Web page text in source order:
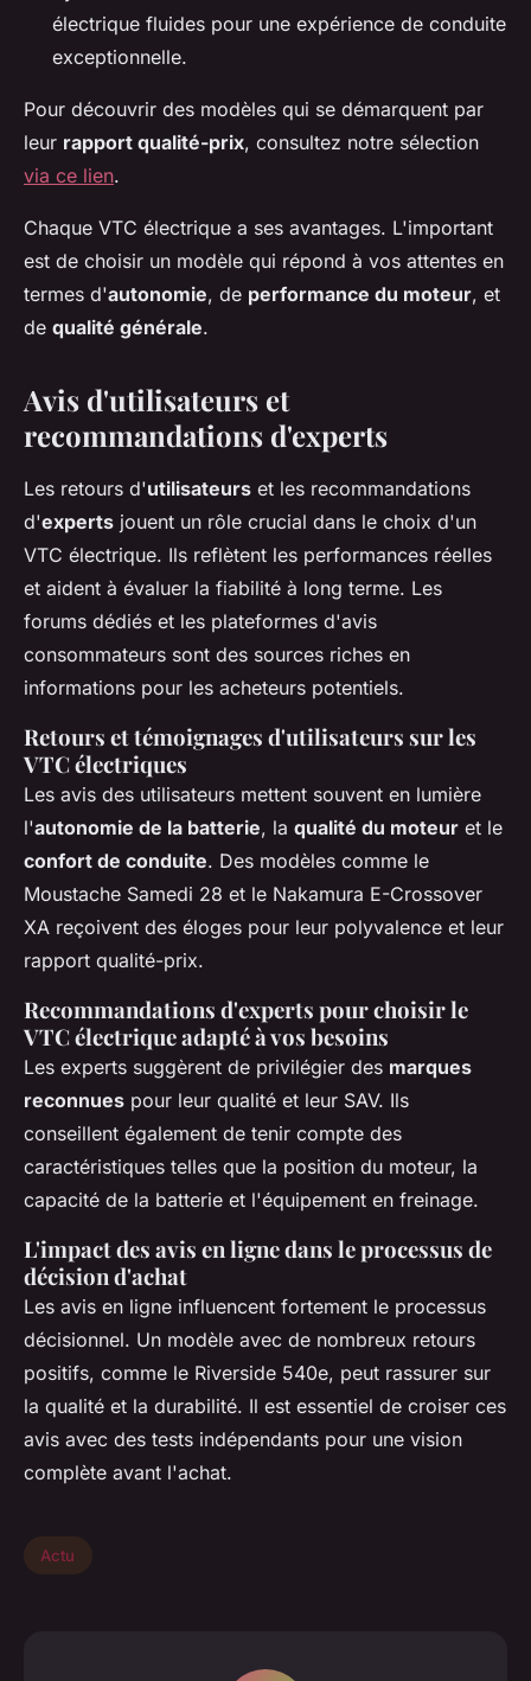
électrique fluides pour une expérience de conduite
exceptionnelle.
Pour découvrir des modèles qui se démarquent par
leur rapport qualité-prix, consultez notre sélection
via ce lien.
Chaque VTC électrique a ses avantages. L'important
est de choisir un modèle qui répond à vos attentes en
termes d'autonomie, de performance du moteur, et
de qualité générale.
Avis d'utilisateurs et
recommandations d'experts
Les retours d'utilisateurs et les recommandations
d'experts jouent un rôle crucial dans le choix d'un
VTC électrique. Ils reflètent les performances réelles
et aident à évaluer la fiabilité à long terme. Les
forums dédiés et les plateformes d'avis
consommateurs sont des sources riches en
informations pour les acheteurs potentiels.
Retours et témoignages d'utilisateurs sur les
VTC électriques
Les avis des utilisateurs mettent souvent en lumière
l'autonomie de la batterie, la qualité du moteur et le
confort de conduite. Des modèles comme le
Moustache Samedi 28 et le Nakamura E-Crossover
XA reçoivent des éloges pour leur polyvalence et leur
rapport qualité-prix.
Recommandations d'experts pour choisir le
VTC électrique adapté à vos besoins
Les experts suggèrent de privilégier des marques
reconnues pour leur qualité et leur SAV. Ils
conseillent également de tenir compte des
caractéristiques telles que la position du moteur, la
capacité de la batterie et l'équipement en freinage.
L'impact des avis en ligne dans le processus de
décision d'achat
Les avis en ligne influencent fortement le processus
décisionnel. Un modèle avec de nombreux retours
positifs, comme le Riverside 540e, peut rassurer sur
la qualité et la durabilité. Il est essentiel de croiser ces
avis avec des tests indépendants pour une vision
complète avant l'achat.
Actu